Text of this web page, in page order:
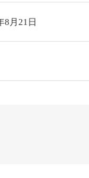
8月21日